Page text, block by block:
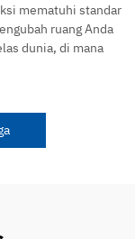
mematuhi standar
ruang Anda
dunia, di mana